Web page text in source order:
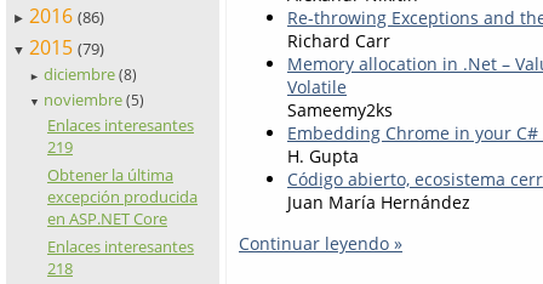
► 2016 (86)
▼ 2015 (79)
► diciembre (8)
▼ noviembre (5)
Enlaces interesantes
219
Obtener la última
excepción producida
en ASP.NET Core
Enlaces interesantes
218
Re-throwing Exceptions and
Richard Carr
Memory allocation in .Net –
Volatile
Sameemy2ks
Embedding Chrome in your
H. Gupta
Código abierto, ecosistema
Juan María Hernández
Continuar leyendo »